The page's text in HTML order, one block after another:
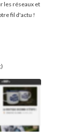
les réseaux et
fil d'actu !